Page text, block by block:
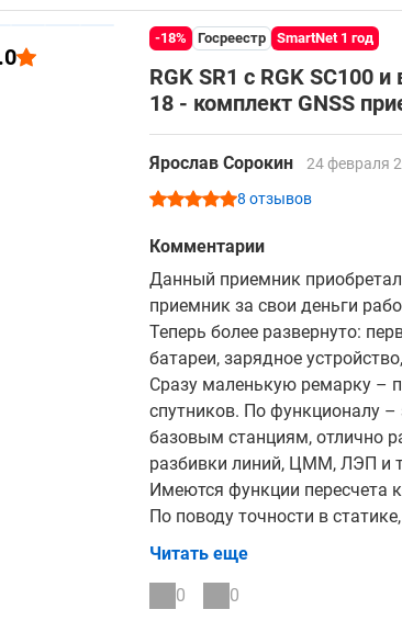
-18% Госреестр SmartNet 1 год
RGK SR1 с RGK SC100 и
18 - комплект GNSS
Ярослав Сорокин
24 февраля
8 отзывов
Комментарии
Данный приемник
приемник за свои деньги
Теперь более развернуто:
батареи, зарядное
Сразу маленькую ремарку –
спутников. По функционалу
базовым станциям, отлично
разбивки линий, ЦММ, ЛЭП и
Имеются функции пересчета
По поводу точности в
высоте. Для съемки в RTK с
мм в плане и 31 мм по высоте
В целом, за свои деньги
Читать еще
0
0